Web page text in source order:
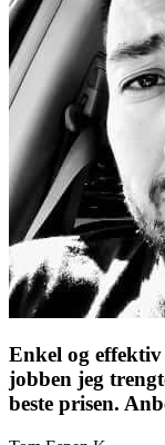
Enkel og
jobben jeg
beste prisen.